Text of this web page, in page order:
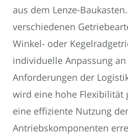
aus dem Lenze-
verschiedenen
Winkel- oder
individuelle Anpassung
Anforderungen der
wird eine hohe Flexibilität
eine effiziente Nutzung der
Antriebskomponenten